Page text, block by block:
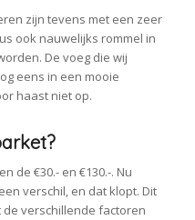
zijn tevens met een zeer
ook nauwelijks rommel in
De voeg die wij
eens in een mooie
haast niet op.
de €30.- en €130.-. Nu
verschil, en dat klopt. Dit
verschillende factoren